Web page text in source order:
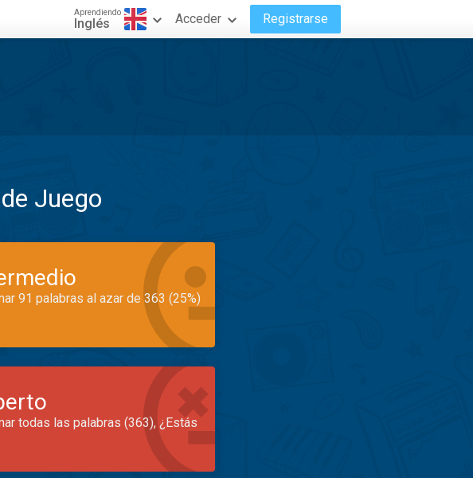
Aprendiendo
Inglés Acceder Registrarse
Juego
91 palabras al azar de 363 (25%)
todas las palabras (363), ¿Estás